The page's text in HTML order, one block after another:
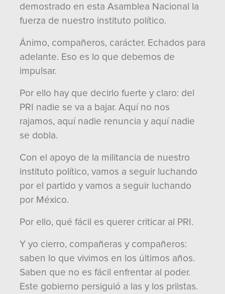
demostrado en esta Asamblea Nacional la
fuerza de nuestro instituto político.
Ánimo, compañeros, carácter. Echados para
adelante. Eso es lo que debemos de
impulsar.
Por ello hay que decirlo fuerte y claro: del
PRI nadie se va a bajar. Aquí no nos
rajamos, aquí nadie renuncia y aquí nadie
se dobla.
Con el apoyo de la militancia de nuestro
instituto político, vamos a seguir luchando
por el partido y vamos a seguir luchando
por México.
Por ello, qué fácil es querer criticar al PRI.
Y yo cierro, compañeras y compañeros:
saben lo que vivimos en los últimos años.
Saben que no es fácil enfrentar al poder.
Este gobierno persiguió a las y los priistas.